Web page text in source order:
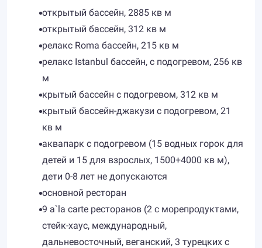
открытый бассейн, 2885 кв м
открытый бассейн, 312 кв м
релакс Roma бассейн, 215 кв м
релакс Istanbul бассейн, с подогревом, 256 кв
м
крытый бассейн с подогревом, 312 кв м
крытый бассейн-джакузи с подогревом, 21
кв м
аквапарк с подогревом (15 водных горок для
детей и 15 для взрослых, 1500+4000 кв м),
дети 0-8 лет не допускаются
основной ресторан
9 a`la carte ресторанов (2 с морепродуктами,
стейк-хаус, международный,
дальневосточный, веганский, 3 турецких с